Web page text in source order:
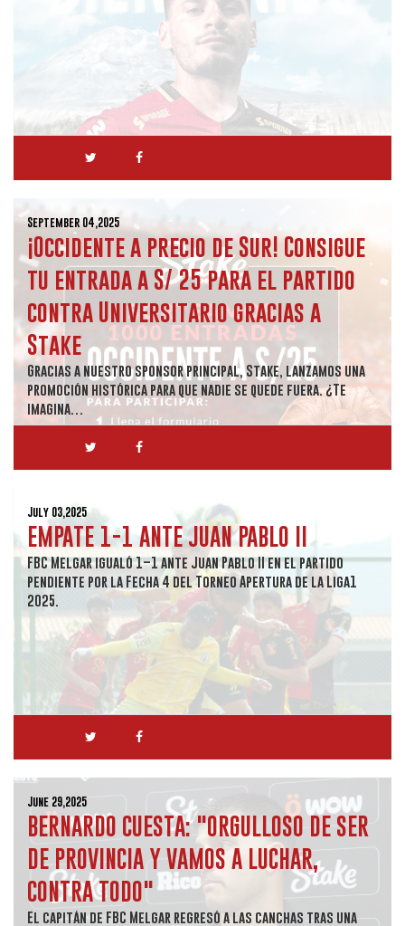
September 04,2025
¡Occidente a precio de Sur! Consigue
tu entrada a S/ 25 para el partido
contra Universitario gracias a
Stake
Gracias a nuestro sponsor principal, Stake, lanzamos una
promoción histórica para que nadie se quede fuera. ¿Te
imagina…
July 03,2025
EMPATE 1-1 ANTE JUAN PABLO II
FBC Melgar igualó 1–1 ante Juan Pablo II en el partido
pendiente por la Fecha 4 del Torneo Apertura de la Liga1
2025.
June 29,2025
BERNARDO CUESTA: "ORGULLOSO DE SER
DE PROVINCIA Y VAMOS A LUCHAR,
CONTRA TODO"
El capitán de FBC Melgar regresó a las canchas tras una